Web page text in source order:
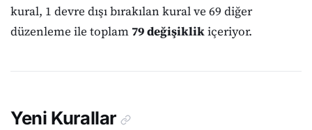
kural, 1 devre dışı bırakılan kural ve 69 diğer
düzenleme ile toplam 79 değişiklikiçeriyor.
Yeni Kurallar